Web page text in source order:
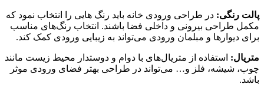
پالت رنگی: در طراحی ورودی خانه باید رنگ هایی را انتخاب نمود که
مکمل طراحی بیرونی و داخلی فضا باشند. انتخاب رنگ‌های مناسب
برای دیوارها و مبلمان ورودی می‌تواند به زیبایی ورودی کمک کند.
متریال: استفاده از متریال‌های با دوام و دوستدار محیط زیست مانند
چوب، شیشه، فلز و… می‌تواند در طراحی بهتر فضای ورودی موثر
باشد.